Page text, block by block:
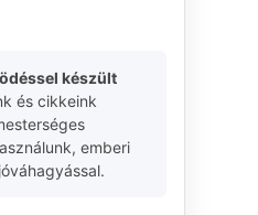
készült
és cikkeink
emberi